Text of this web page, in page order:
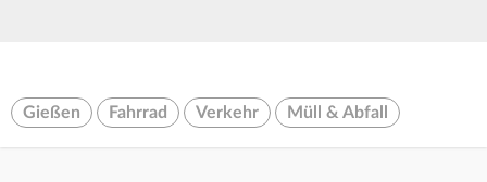
Gießen Fahrrad Verkehr Müll & Abfall